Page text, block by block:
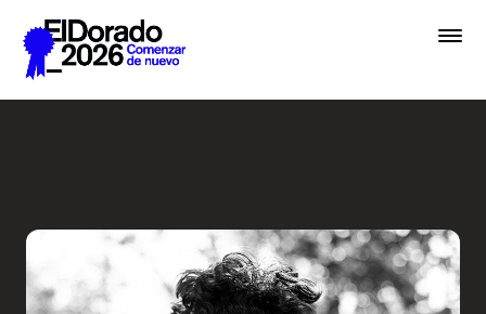
Saltar al contenido principal
Academias